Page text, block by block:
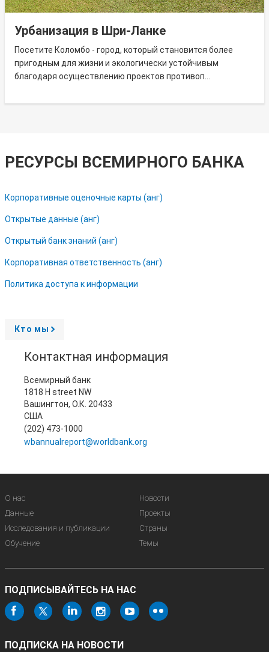
Урбанизация в Шри-Ланке
Посетите Коломбо - город, который становится более
пригодным для жизни и экологически устойчивым
благодаря осуществлению проектов противоп...
РЕСУРСЫ ВСЕМИРНОГО БАНКА
Корпоративные оценочные карты (анг)
Открытые данные (анг)
Открытый банк знаний (анг)
Корпоративная ответственность (анг)
Политика доступа к информации
Кто мы
A
o
Контактная информация
Всемирный банк
1818 H street NW
Вашингтон, О.К. 20433
США
(202) 473-1000
wbannualreport@worldbank.org
О нас
Данные
Исследования и публикации
Обучение
Новости
Проекты
Страны
Темы
ПОДПИСЫВАЙТЕСЬ НА НАС
ПОДПИСКА НА НОВОСТИ